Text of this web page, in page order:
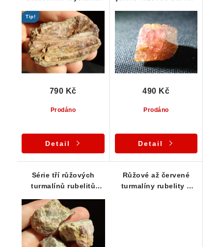
rubelitu - Dobrá Voda
Tip!
Prodáno
790 Kč
Detail
Prodáno
490 Kč
Detail
Série tří růžových
turmalínů rubelitů
Vysočina
Růžové až červené
turmalíny rubelity v